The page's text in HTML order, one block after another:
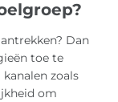
Dan
toe te
zoals
om